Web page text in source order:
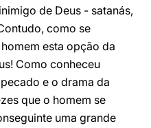
de Deus - satanás,
como se
esta opção da
Como conheceu
e o drama da
que o homem se
uma grande